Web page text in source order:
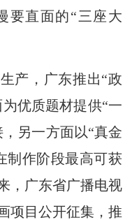
要直面的“三座大
，广东推出“政
优质题材提供“一
另一方面以“真金
制作阶段最高可获
，广东省广播电视
项目公开征集，推